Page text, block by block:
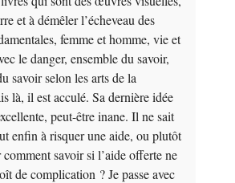
et à démêler l’écheveau des
femme et homme, vie et
le danger, ensemble du savoir,
savoir selon les arts de la
là, il est acculé. Sa dernière idée
peut-être inane. Il ne sait
enfin à risquer une aide, ou plutôt
savoir si l’aide offerte ne
de complication ? Je passe avec